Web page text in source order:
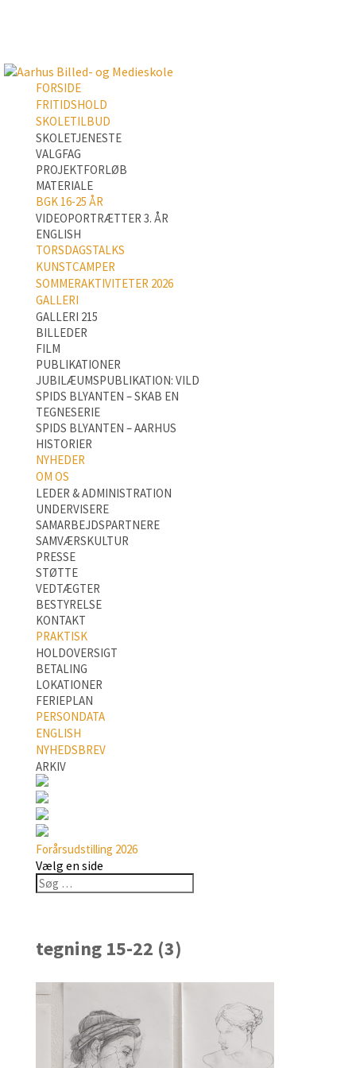
FORSIDE
FRITIDSHOLD
SKOLETILBUD
SKOLETJENESTE
VALGFAG
PROJEKTFORLØB
MATERIALE
BGK 16-25 ÅR
VIDEOPORTRÆTTER 3. ÅR
ENGLISH
TORSDAGSTALKS
KUNSTCAMPER
SOMMERAKTIVITETER 2026
GALLERI
GALLERI 215
BILLEDER
FILM
PUBLIKATIONER
JUBILÆUMSPUBLIKATION: VILD
SPIDS BLYANTEN – SKAB EN
TEGNESERIE
SPIDS BLYANTEN – AARHUS
HISTORIER
NYHEDER
OM OS
LEDER & ADMINISTRATION
UNDERVISERE
SAMARBEJDSPARTNERE
SAMVÆRSKULTUR
PRESSE
STØTTE
VEDTÆGTER
BESTYRELSE
KONTAKT
PRAKTISK
HOLDOVERSIGT
BETALING
LOKATIONER
FERIEPLAN
PERSONDATA
ENGLISH
NYHEDSBREV
ARKIV
Forårsudstilling 2026
Vælg en side
tegning 15-22 (3)